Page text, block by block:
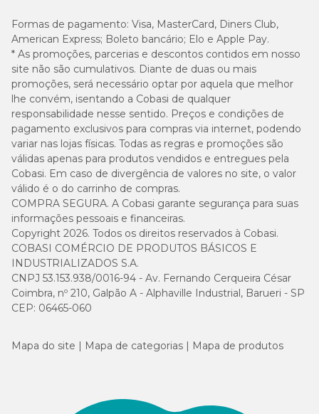
Formas de pagamento: Visa, MasterCard, Diners Club,
American Express; Boleto bancário; Elo e Apple Pay.
* As promoções, parcerias e descontos contidos em nosso
site não são cumulativos. Diante de duas ou mais
promoções, será necessário optar por aquela que melhor
lhe convém, isentando a Cobasi de qualquer
responsabilidade nesse sentido. Preços e condições de
pagamento exclusivos para compras via internet, podendo
variar nas lojas físicas. Todas as regras e promoções são
válidas apenas para produtos vendidos e entregues pela
Cobasi. Em caso de divergência de valores no site, o valor
válido é o do carrinho de compras.
COMPRA SEGURA. A Cobasi garante segurança para suas
informações pessoais e financeiras.
Copyright 2026. Todos os direitos reservados à Cobasi.
COBASI COMÉRCIO DE PRODUTOS BÁSICOS E
INDUSTRIALIZADOS S.A.
CNPJ 53.153.938/0016-94 - Av. Fernando Cerqueira César
Coimbra, nº 210, Galpão A - Alphaville Industrial, Barueri - SP
CEP: 06465-060
Mapa do site Mapa de categorias Mapa de produtos